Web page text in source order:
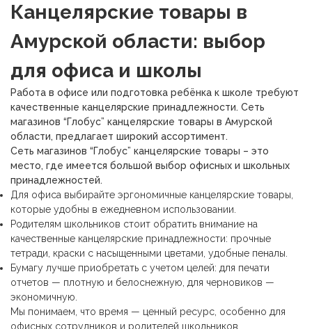
Канцелярские товары в
Амурской области: выбор
для офиса и школы
Работа в офисе или подготовка ребёнка к школе требуют
качественные канцелярские принадлежности. Сеть
магазинов “Глобус” канцелярские товары в Амурской
области, предлагает широкий ассортимент.
Сеть магазинов “Глобус” канцелярские товары – это
место, где имеется большой выбор офисных и школьных
принадлежностей.
Для офиса выбирайте эргономичные канцелярские товары,
которые удобны в ежедневном использовании.
Родителям школьников стоит обратить внимание на
качественные канцелярские принадлежности: прочные
тетради, краски с насыщенными цветами, удобные пеналы.
Бумагу лучше приобретать с учетом целей: для печати
отчетов — плотную и белоснежную, для черновиков —
экономичную.
Мы понимаем, что время — ценный ресурс, особенно для
офисных сотрудников и родителей школьников.